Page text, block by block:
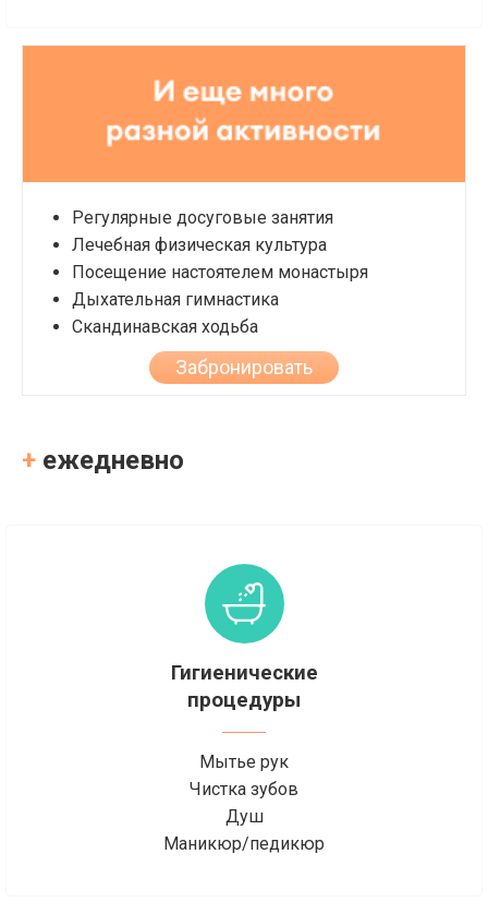
Регулярные досуговые занятия
Лечебная физическая культура
Посещение настоятелем монастыря
Дыхательная гимнастика
Скандинавская ходьба
Забронировать
+ ежедневно
Гигиенические
процедуры
Мытье рук
Чистка зубов
Душ
Маникюр/педикюр